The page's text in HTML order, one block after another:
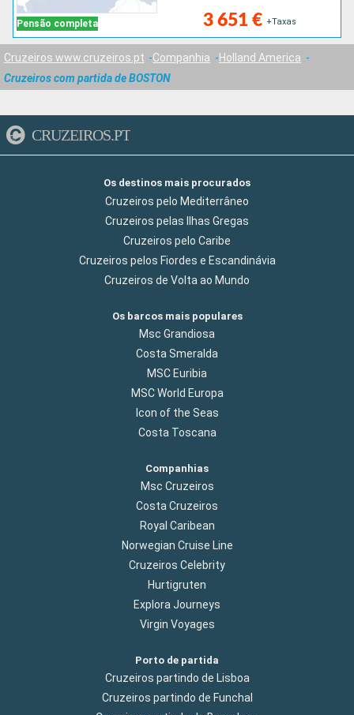
Pensão completa 3 651 € +Taxas
Cruzeiros www.cruzeiros.pt Companhia
Holland America
Cruzeiros com partida de BOSTON
CRUZEIROS.PT
Os destinos mais procurados
Cruzeiros pelo Mediterrâneo
Cruzeiros pelas Ilhas Gregas
Cruzeiros pelo Caribe
Cruzeiros pelos Fiordes e Escandinávia
Cruzeiros de Volta ao Mundo
Os barcos mais populares
Msc Grandiosa
Costa Smeralda
MSC Euribia
MSC World Europa
Icon of the Seas
Costa Toscana
Companhias
Msc Cruzeiros
Costa Cruzeiros
Royal Caribean
Norwegian Cruise Line
Cruzeiros Celebrity
Hurtigruten
Explora Journeys
Virgin Voyages
Porto de partida
Cruzeiros partindo de Lisboa
Cruzeiros partindo de Funchal